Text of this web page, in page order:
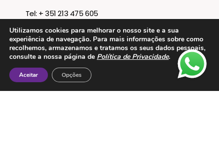
Tel: + 351 213 475 605
e-mail: esmtc@esmtc.pt
Utilizamos cookies para melhorar o nosso site e a sua
experiência de navegação. Para mais informações sobre como
recolhemos, armazenamos e tratamos os seus dados pessoais,
consulte a nossa página de Política de Privacidade.
Aceitar Opções